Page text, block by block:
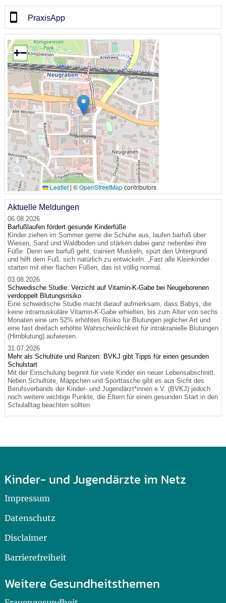
PraxisApp
🔍
+−
Leaflet | ©OpenStreetMapcontributors
Aktuelle Meldungen
06.08.2026
Barfußlaufen fördert gesunde Kinderfüße
Kinder ziehen im Sommer gerne die Schuhe aus, laufen barfuß über
Wiesen, Sand und Waldboden und stärken dabei ganz nebenbei ihre
Füße. Denn wer barfuß geht, trainiert Muskeln, spürt den Untergrund
und hilft dem Fuß, sich natürlich zu entwickeln. „Fast alle Kleinkinder
starten mit eher flachen Füßen, das ist völlig normal.
03.08.2026
Schwedische Studie: Verzicht auf Vitamin-K-Gabe bei Neugeborenen
verdoppelt Blutungsrisiko
Eine schwedische Studie macht darauf aufmerksam, dass Babys, die
keine intramuskuläre Vitamin-K-Gabe erhielten, bis zum Alter von sechs
Monaten eine um 52% erhöhtes Risiko für Blutungen jeglicher Art und
eine fast dreifach erhöhte Wahrscheinlichkeit für intrakranielle Blutungen
(Hirnblutung) aufwiesen.
31.07.2026
Mehr als Schultüte und Ranzen: BVKJ gibt Tipps für einen gesunden
Schulstart
Mit der Einschulung beginnt für viele Kinder ein neuer Lebensabschnitt.
Neben Schultüte, Mäppchen und Sporttasche gibt es aus Sicht des
Berufsverbands der Kinder- und Jugendärzt*innen e.V. (BVKJ) jedoch
noch weitere wichtige Punkte, die Eltern für einen gesunden Start in den
Schulalltag beachten sollten.
Kinder- und Jugendärzte im Netz
Impressum
Datenschutz
Disclaimer
Barrierefreiheit
Weitere Gesundheitsthemen